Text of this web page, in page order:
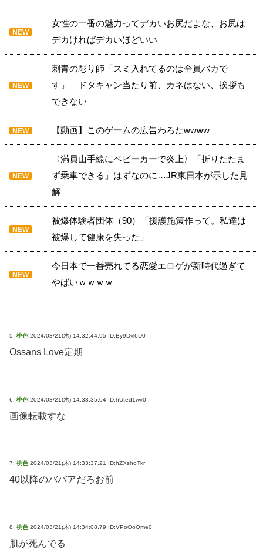
NEW
女性の一番の魅力ってデカいお尻だよな、お尻は
デカければデカいほどいい
NEW
刺青の彫り師「スミ入れてるのは全員バカで
す」 ドタキャン当たり前、カネはない、挨拶も
できない
NEW 【動画】このゲームの広告わろたwwww
NEW
〈満員山手線にベビーカーで炎上〉「折りたたま
ず乗車できる」はずなのに…JR東日本が示した見
解
NEW
被爆体験者団体（90）「援護施策作って。私達は
被爆して健康を失った」
NEW
今日本で一番売れてる恋愛エロゲが新時代過ぎて
やばいｗｗｗｗ
5: 桃色 2024/03/21(木) 14:32:44.95 ID:By9Dvl6D0
Ossans Love定期
6: 桃色 2024/03/21(木) 14:33:35.04 ID:hUted1wv0
画像転載すな
7: 桃色 2024/03/21(木) 14:33:37.21 ID:hZXshoTkr
40以降のババアだろお前
8: 桃色 2024/03/21(木) 14:34:08.79 ID:VPoOoOme0
肌が死んでる